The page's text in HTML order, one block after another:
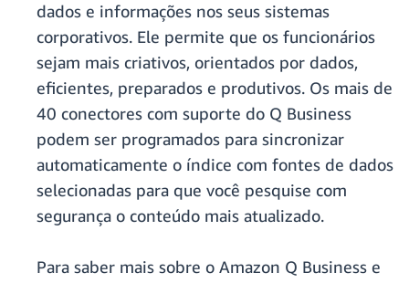
dados e informações nos seus sistemas
corporativos. Ele permite que os funcionários
sejam mais criativos, orientados por dados,
eficientes, preparados e produtivos. Os mais de
40 conectores com suporte do Q Business
podem ser programados para sincronizar
automaticamente o índice com fontes de dados
selecionadas para que você pesquise com
segurança o conteúdo mais atualizado.
Para saber mais sobre o Amazon Q Business e